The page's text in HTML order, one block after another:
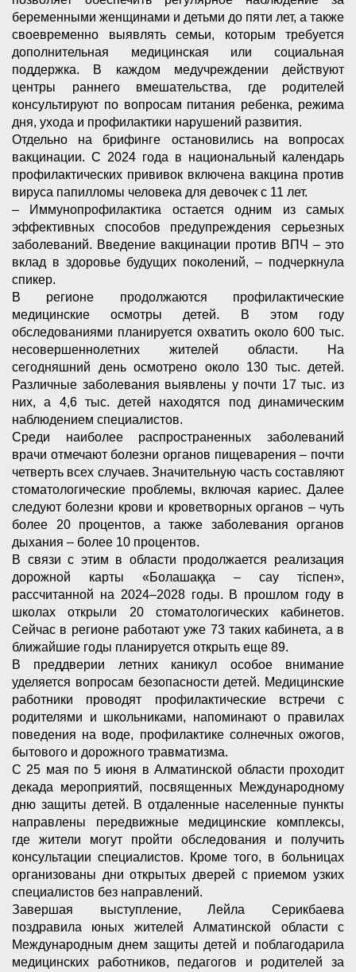
беременными женщинами и детьми до пяти лет, а также
своевременно выявлять семьи, которым требуется
дополнительная медицинская или социальная
поддержка. В каждом медучреждении действуют
центры раннего вмешательства, где родителей
консультируют по вопросам питания ребенка, режима
дня, ухода и профилактики нарушений развития.
Отдельно на брифинге остановились на вопросах
вакцинации. С 2024 года в национальный календарь
профилактических прививок включена вакцина против
вируса папилломы человека для девочек с 11 лет.
– Иммунопрофилактика остается одним из самых
эффективных способов предупреждения серьезных
заболеваний. Введение вакцинации против ВПЧ – это
вклад в здоровье будущих поколений, – подчеркнула
спикер.
В регионе продолжаются профилактические
медицинские осмотры детей. В этом году
обследованиями планируется охватить около 600 тыс.
несовершеннолетних жителей области. На
сегодняшний день осмотрено около 130 тыс. детей.
Различные заболевания выявлены у почти 17 тыс. из
них, а 4,6 тыс. детей находятся под динамическим
наблюдением специалистов.
Среди наиболее распространенных заболеваний
врачи отмечают болезни органов пищеварения – почти
четверть всех случаев. Значительную часть составляют
стоматологические проблемы, включая кариес. Далее
следуют болезни крови и кроветворных органов – чуть
более 20 процентов, а также заболевания органов
дыхания – более 10 процентов.
В связи с этим в области продолжается реализация
дорожной карты «Болашаққа – сау тіспен»,
рассчитанной на 2024–2028 годы. В прошлом году в
школах открыли 20 стоматологических кабинетов.
Сейчас в регионе работают уже 73 таких кабинета, а в
ближайшие годы планируется открыть еще 89.
В преддверии летних каникул особое внимание
уделяется вопросам безопасности детей. Медицинские
работники проводят профилактические встречи с
родителями и школьниками, напоминают о правилах
поведения на воде, профилактике солнечных ожогов,
бытового и дорожного травматизма.
С 25 мая по 5 июня в Алматинской области проходит
декада мероприятий, посвященных Международному
дню защиты детей. В отдаленные населенные пункты
направлены передвижные медицинские комплексы,
где жители могут пройти обследования и получить
консультации специалистов. Кроме того, в больницах
организованы дни открытых дверей с приемом узких
специалистов без направлений.
Завершая выступление, Лейла Серикбаева
поздравила юных жителей Алматинской области с
Международным днем защиты детей и поблагодарила
медицинских работников, педагогов и родителей за